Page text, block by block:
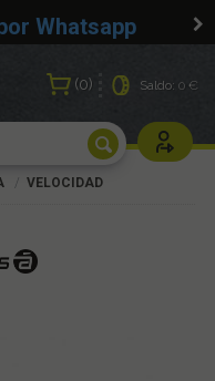
Whatsapp
0 Saldo:0 €
Usuarios
VELOCIDAD